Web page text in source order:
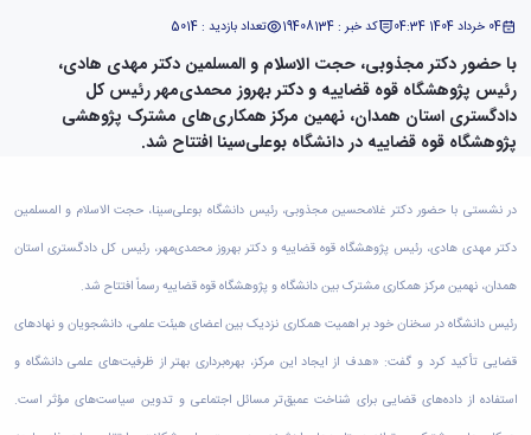
مدیریت
و
پشتیبانی
معاونت
آموزشی
و
تکمیلی
دانشجویی
معاونت
و
فناوری
فرهنگی
در
دانشگاه
D8
رشته‌های
تحصیلی
کارشناسی
تکمیلی
آزاد
برنامه‌های
آموزشی
آموزش
فارسی
به
گیاهی
آب
مرکز
آپا
دانشگاه
آزمایشگاه
های
آزمایشگاه
مرکزی
آزمایشگاه
تنش
پسماند
آزمایشگاه
علوم
پایه
علوم
اقتصادی
و
اجتماعی
ورزشی
دانشکده
های
فنی
و
کبودرآهنگ
فنی
مشاوره
سبک
زندگی
مرکز
بهداشت
خوابگاه‌های
دانشجویی
سرویس
ورزش و
سرگرمی
اداره
تربیت
تشکل‌های
اسلامی
دانشجویان
نشریات
دانشجویی
کانون‌های
فعالیت‌های
سمن‌های
مرتبط
بنیاد
خیرین
دانشگاه
بوعلی
هویت
با ما
روابط
بین
الملل
(قدم
Apply
Now
04 خرداد 1404 04:34 کد خبر : 19408134 تعداد بازدید : 5014
با حضور دکتر مجذوبی، حجت الاسلام و المسلمین دکتر مهدی هادی،
رئیس پژوهشگاه قوه قضاییه و دکتر بهروز محمدی‌مهر رئیس کل
دادگستری استان همدان، نهمین مرکز همکاری‌های مشترک پژوهشی
پژوهشگاه قوه قضاییه در دانشگاه بوعلی‌سینا افتتاح شد.
در نشستی با حضور دکتر غلامحسین مجذوبی، رئیس دانشگاه بوعلی‌سینا، حجت الاسلام و المسلمین
دکتر مهدی هادی، رئیس پژوهشگاه قوه قضاییه و دکتر بهروز محمدی‌مهر، رئیس کل دادگستری استان
همدان، نهمین مرکز همکاری مشترک بین دانشگاه و پژوهشگاه قوه قضاییه رسماً افتتاح شد.
رئیس دانشگاه در سخنان خود بر اهمیت همکاری نزدیک بین اعضای هیئت علمی، دانشجویان و نهاد‌های
قضایی تأکید کرد و گفت: «هدف از ایجاد این مرکز، بهره‌برداری بهتر از ظرفیت‌های علمی دانشگاه و
استفاده از داده‌های قضایی برای شناخت عمیق‌تر مسائل اجتماعی و تدوین سیاست‌های مؤثر است.